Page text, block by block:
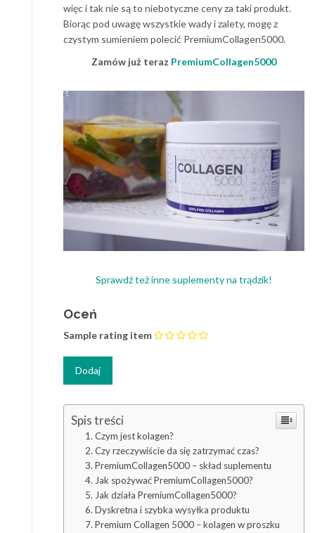
więc i tak nie są to niebotyczne ceny za taki produkt.
Biorąc pod uwagę wszystkie wady i zalety, mogę z
czystym sumieniem polecić PremiumCollagen5000.
Zamów już teraz PremiumCollagen5000
Sprawdź też inne suplementy na trądzik!
Oceń
Sample rating item
Spis treści
Czym jest kolagen?
Czy rzeczywiście da się zatrzymać czas?
PremiumCollagen5000 – skład suplementu
Jak spożywać PremiumCollagen5000?
Jak działa PremiumCollagen5000?
Dyskretna i szybka wysyłka produktu
Premium Collagen 5000 – kolagen w proszku